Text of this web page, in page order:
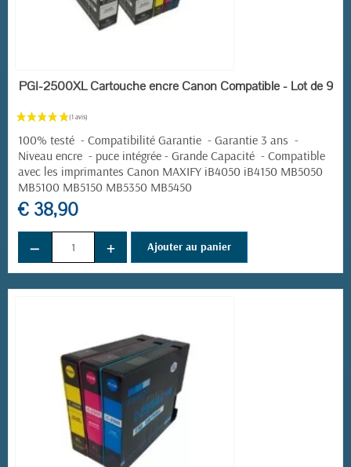
(3 avis)
EN STOCK
PGI-2500XL Cartouche encre Canon Compatible - Lot de 9
100% testé - Compatibilité Garantie - Garantie 3 ans -
Niveau encre - puce intégrée - Grande Capacité - Compatible
avec les imprimantes Canon MAXIFY iB4050 iB4150 MB5050
MB5100 MB5150 MB5350 MB5450
€ 38,90
− + Ajouter au panier